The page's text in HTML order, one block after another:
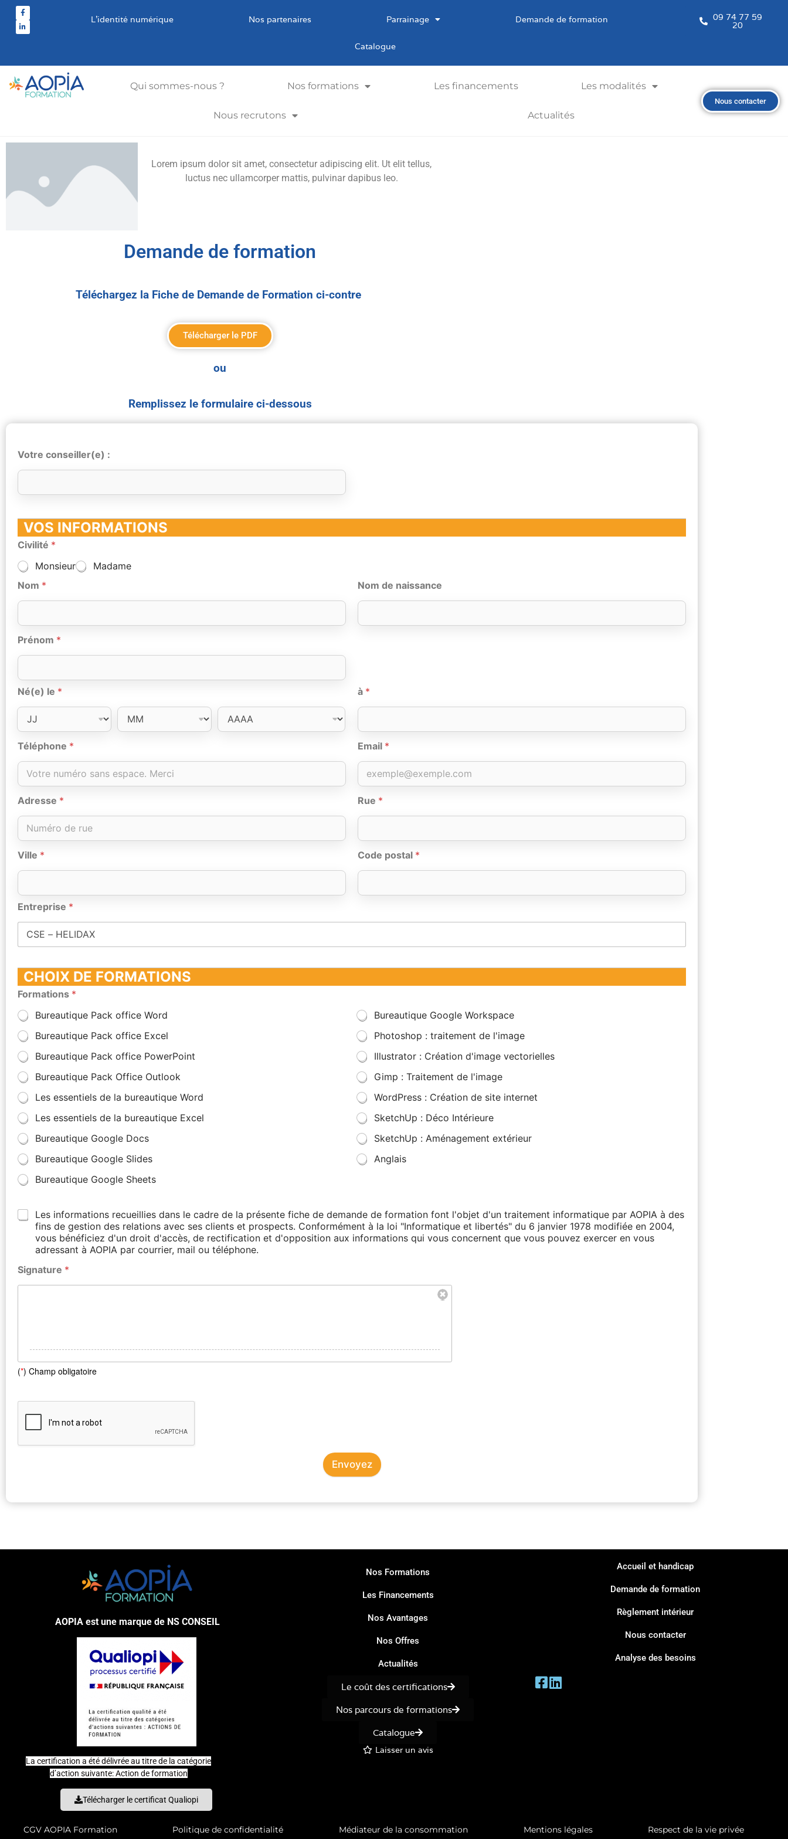
L’identité numérique Nos partenaires Parrainage Demande de formation
Catalogue
09 74 77 59
20
Qui sommes-nous ? Nos formations Les financements Les modalités
Nous recrutons Actualités
Nous contacter
Lorem ipsum dolor sit amet, consectetur adipiscing elit. Ut elit tellus,
luctus nec ullamcorper mattis, pulvinar dapibus leo.
Demande de formation
Téléchargez la Fiche de Demande de Formation ci-contre
Télécharger le PDF
ou
Remplissez le formulaire ci-dessous
Votre conseiller(e) :
VOS INFORMATIONS
Civilité *
Monsieur
Madame
Nom *
Prénom *
Nom de naissance
Né(e) le *
Téléphone *
Adresse *
Ville *
à *
Email *
Rue *
Code postal *
Entreprise *
CHOIX DE FORMATIONS
Formations *
Bureautique Pack office Word
Bureautique Google Workspace
Bureautique Pack office Excel
Photoshop : traitement de l'image
Bureautique Pack office PowerPoint
Illustrator : Création d'image vectorielles
Bureautique Pack Office Outlook
Gimp : Traitement de l'image
Les essentiels de la bureautique Word
WordPress : Création de site internet
Les essentiels de la bureautique Excel
SketchUp : Déco Intérieure
Bureautique Google Docs
SketchUp : Aménagement extérieur
Bureautique Google Slides
Anglais
Bureautique Google Sheets
Les informations recueillies dans le cadre de la présente fiche de demande de formation font l'objet d'un traitement informatique par AOPIA à des
fins de gestion des relations avec ses clients et prospects. Conformément à la loi "Informatique et libertés" du 6 janvier 1978 modifiée en 2004,
vous bénéficiez d'un droit d'accès, de rectification et d'opposition aux informations qui vous concernent que vous pouvez exercer en vous
adressant à AOPIA par courrier, mail ou téléphone.
Signature *
(*) Champ obligatoire
Envoyez
AOPIA est une marque de NS CONSEIL
La certification a été délivrée au titre de la catégorie
d’action suivante: Action de formation
Télécharger le certificat Qualiopi
Nos Formations
Les Financements
Nos Avantages
Nos Offres
Actualités
Le coût des certifications
Nos parcours de formations
Catalogue
Laisser un avis
Accueil et handicap
Demande de formation
Règlement intérieur
Nous contacter
Analyse des besoins
CGV AOPIA Formation Politique de confidentialité Médiateur de la consommation Mentions légales Respect de la vie privée